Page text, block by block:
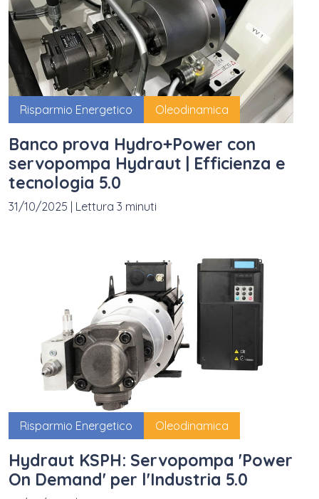
Risparmio Energetico Oleodinamica
Banco prova Hydro+Power con
servopompa Hydraut | Efficienza e
tecnologia 5.0
31/10/2025 Lettura 3 minuti
Risparmio Energetico Oleodinamica
Hydraut KSPH: Servopompa 'Power
On Demand' per l'Industria 5.0